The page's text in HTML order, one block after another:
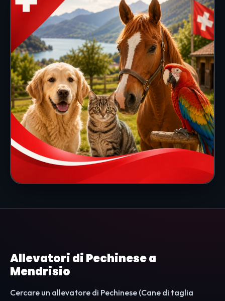
Allevatori di Pechinese a
Mendrisio
Cercare un allevatore di Pechinese (Cane di taglia